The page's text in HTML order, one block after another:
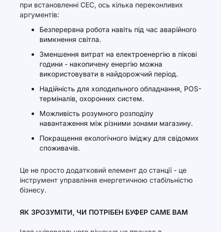
при встановленні СЕС, ось кілька переконливих
аргументів:
Безперервна робота навіть під час аварійного
вимкнення світла.
Зменшення витрат на електроенергію в пікові
години - накопичену енергію можна
використовувати в найдорожчий період.
Надійність для холодильного обладнання, POS-
терміналів, охоронних систем.
Можливість розумного розподілу
навантаження між різними зонами магазину.
Покращення екологічного іміджу для свідомих
споживачів.
Це не просто додатковий елемент до станції - це
інструмент управління енергетичною стабільністю
бізнесу.
ЯК ЗРОЗУМІТИ, ЧИ ПОТРІБЕН БУФЕР САМЕ ВАМ